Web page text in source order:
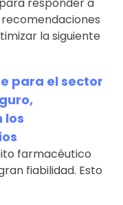
la siguiente
para el sector
los
farmacéutico
fiabilidad. Esto